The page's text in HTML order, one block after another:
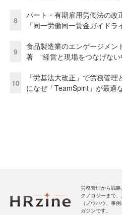
8
パート・有期雇用労働法の改
「同一労働同一賃金ガイドラ
9
食品製造業のエンゲージメン
著 “経営と現場をつなげない
10
「労基法大改正」で労務管
になぜ「TeamSpirit」が最適
労務管理から戦
クノロジーまで
（ノウハウ、事
ガジンです。